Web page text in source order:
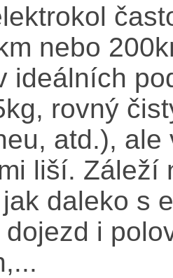
nebo
ideálních
rovný
atd.),
liší. Záleží
daleko s
dojezd i